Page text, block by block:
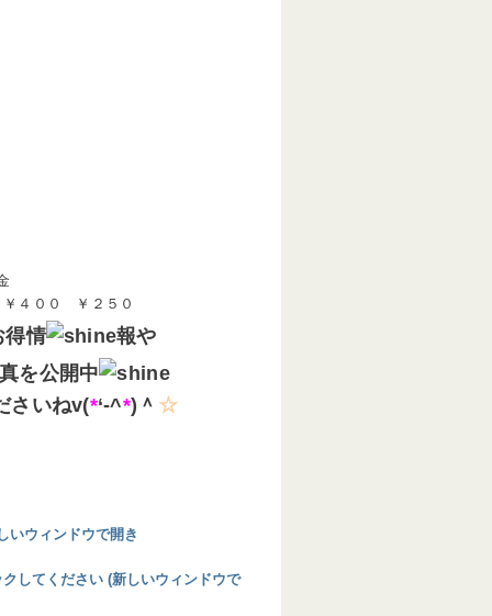
４００ ￥２５０
得情
報や
を公開中
さいねv(*‘-^*)＾ ☆
いウィンドウで開き
してください (新しいウィンドウで